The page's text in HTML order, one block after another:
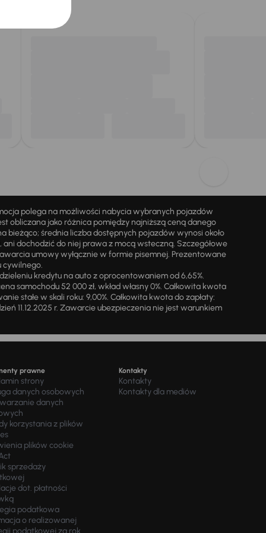
polega na możliwości nabycia wybranych pojazdów
obliczana jako różnica pomiędzy najniższą ceną danego
bieżąco; średnia liczba dostępnych pojazdów wynosi około
dochodzić do niej prawa z mocą wsteczną. Szczegółowe
umowy wyłącznie w formie pisemnej. Prezentowane
cywilnego.
kredytu na auto z oprocentowaniem od 6,65%.
samochodu 52 000 zł, wkład własny 0%. Całkowita kwota
stałe w skali roku: 9,00%. Całkowita kwota do zapłaty:
11.12.2025 r. Zawarcie ubezpieczenia nie jest warunkiem
prawne
strony
danych osobowych
danych
korzystania z plików
plików cookie
sprzedaży
dot. płatności
podatkowa
o realizowanej
podatkowej za rok
Kontakty
Kontakty
Kontakty dla mediów